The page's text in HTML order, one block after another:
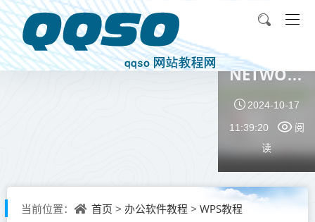
函数怎么
用
2024-10-17
11:39:20
阅
读
当前位置： 首页 > 办公软件教程 > WPS教程